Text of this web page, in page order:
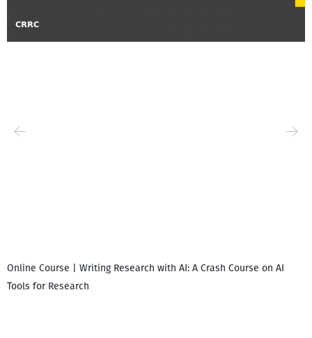
Online Course | Writing Research with AI: A Crash Course on AI
Tools for Research